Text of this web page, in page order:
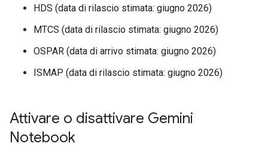
HDS (data di rilascio stimata: giugno 2026)
MTCS (data di rilascio stimata: giugno 2026)
OSPAR (data di arrivo stimata: giugno 2026)
ISMAP (data di rilascio stimata: giugno 2026)
Attivare o disattivare Gemini
Notebook